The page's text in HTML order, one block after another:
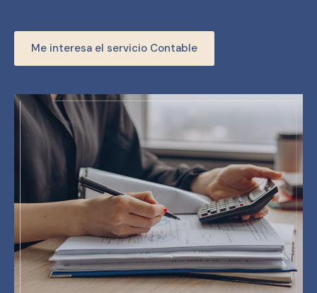
Me interesa el servicio Contable